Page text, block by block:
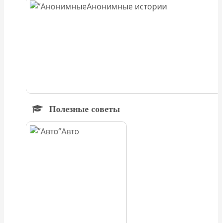
Анонимные истории
Полезные советы
Авто